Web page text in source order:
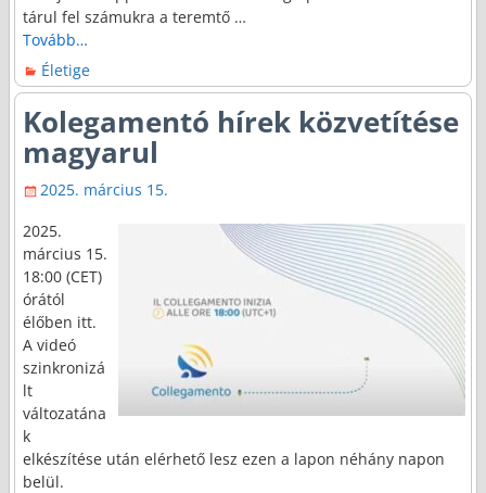
tárul fel számukra a teremtő …
Tovább…
Életige
Kolegamentó hírek közvetítése
magyarul
2025. március 15.
2025.
március 15.
18:00 (CET)
órától
élőben itt.
A videó
szinkronizá
lt
változatána
k
elkészítése után elérhető lesz ezen a lapon néhány napon
belül.